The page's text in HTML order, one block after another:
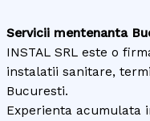
Servicii mentenanta
INSTAL SRL este o
instalatii sanitare,
Bucuresti.
Experienta acumulata